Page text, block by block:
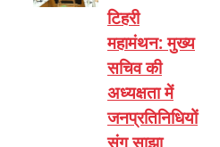
टिहरी
महामंथन: मुख्य
सचिव की
अध्यक्षता में
जनप्रतिनिधियों